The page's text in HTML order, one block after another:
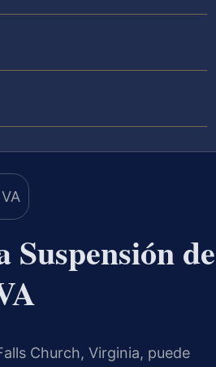
Suspensión de
Church, Virginia, puede